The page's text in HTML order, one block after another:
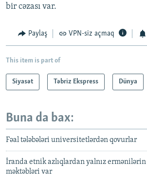
bir cəzası var.
Paylaş VPN-siz açmaq
This item is part of
Siyasət Təbriz Ekspress Dünya
Buna da bax:
Fəal tələbələri universitetlərdən qovurlar
İranda etnik azlıqlardan yalnız
məktəbləri var